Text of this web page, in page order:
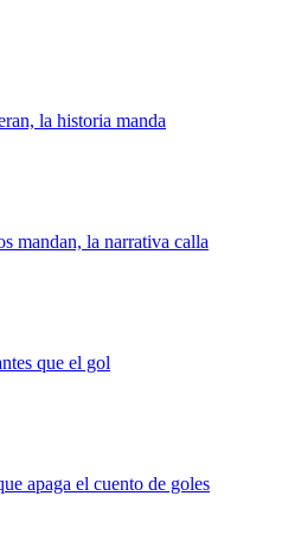
la historia manda
mandan, la narrativa calla
que el gol
apaga el cuento de goles